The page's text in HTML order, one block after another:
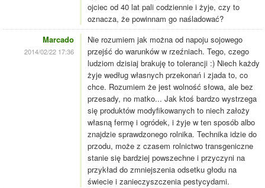
ojciec od 40 lat pali codziennie i żyje, czy to
oznacza, że powinnam go naśladować?
Marcado
2014/02/22 17:36
Nie rozumiem jak można od napoju sojowego
przejść do warunków w rzeźniach. Tego, czego
ludziom dzisiaj brakuję to tolerancji :) Niech każdy
żyje według własnych przekonań i zjada to, co
chce. Rozumiem że jest wolność słowa, ale bez
przesady, no matko... Jak ktoś bardzo wystrzega
się produktów modyfikowanych to niech założy
własną fermę i ogródek, i żyje w ten sposób albo
znajdzie sprawdzonego rolnika. Technika idzie do
przodu, może z czasem rolnictwo transgeniczne
stanie się bardziej powszechne i przyczyni na
przykład do zmniejszenia odsetku głodu na
świecie i zanieczyszczenia pestycydami.